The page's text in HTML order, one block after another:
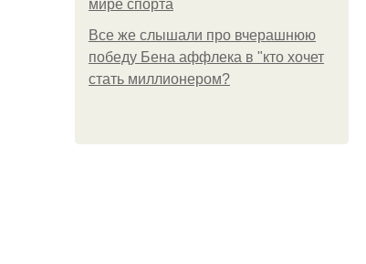
мире спорта
Все же слышали про вчерашнюю
победу Бена аффлека в "кто хочет
стать миллионером?